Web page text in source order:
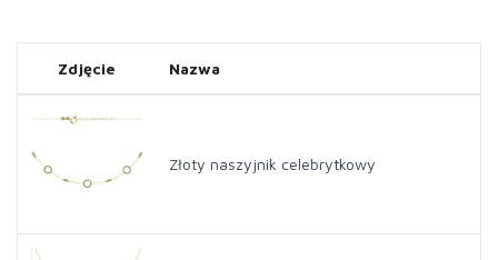
Zdjęcie Nazwa
Złoty naszyjnik celebrytkowy